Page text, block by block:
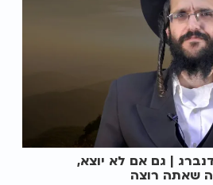
| גם אם לא יוצא,
שאתה רוצה